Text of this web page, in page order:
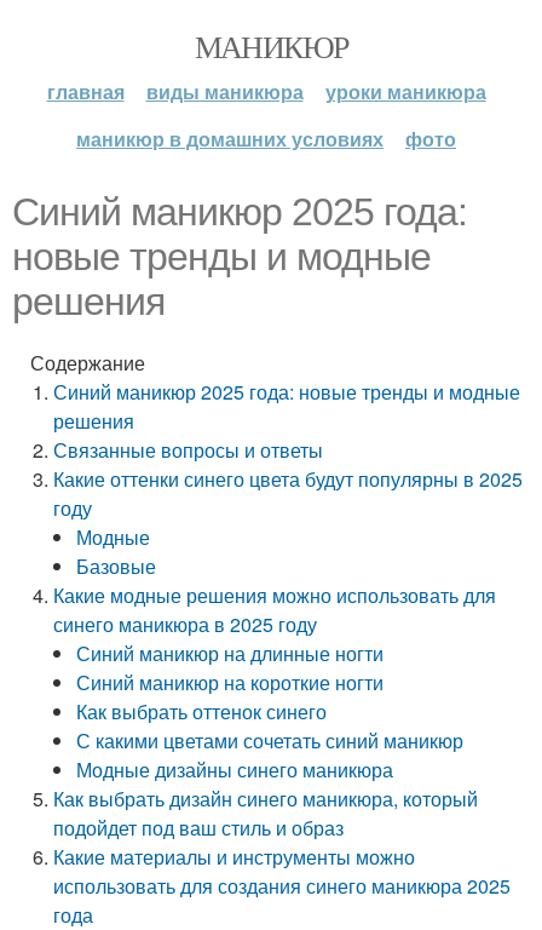
МАНИКЮР
главная виды маникюра
уроки маникюра
маникюр в домашних условиях
фото
Синий маникюр 2025 года:
новые тренды и модные
решения
Содержание
Синий маникюр 2025 года: новые тренды и модные
решения
Связанные вопросы и ответы
Какие оттенки синего цвета будут популярны в 2025
году
Модные
Базовые
Какие модные решения можно использовать для
синего маникюра в 2025 году
Синий маникюр на длинные ногти
Синий маникюр на короткие ногти
Как выбрать оттенок синего
С какими цветами сочетать синий маникюр
Модные дизайны синего маникюра
Как выбрать дизайн синего маникюра, который
подойдет под ваш стиль и образ
Какие материалы и инструменты можно
использовать для создания синего маникюра 2025
года